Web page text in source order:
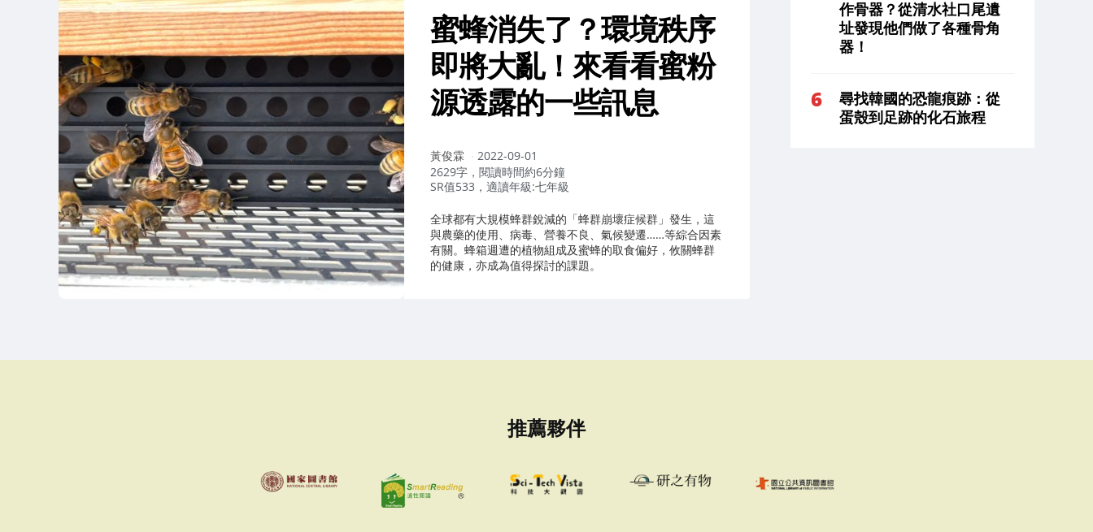
蜜蜂消失了？環境秩序
即將大亂！來看看蜜粉
源透露的一些訊息
作
者：
黃俊霖
2022-09-01
2629字，閱讀時間約6分鐘
SR值533，適讀年級:七年級
全球都有大規模蜂群銳減的「蜂群崩壞症候群」發生，這
與農藥的使用、病毒、營養不良、氣候變遷……等綜合因素
有關。蜂箱週遭的植物組成及蜜蜂的取食偏好，攸關蜂群
的健康，亦成為值得探討的課題。
作骨器？從清水社口尾遺
址發現他們做了各種骨角
器！
尋找韓國的恐龍痕跡：從
蛋殼到足跡的化石旅程
推薦夥伴